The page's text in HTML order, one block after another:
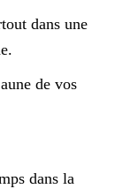
dans une
de vos
dans la